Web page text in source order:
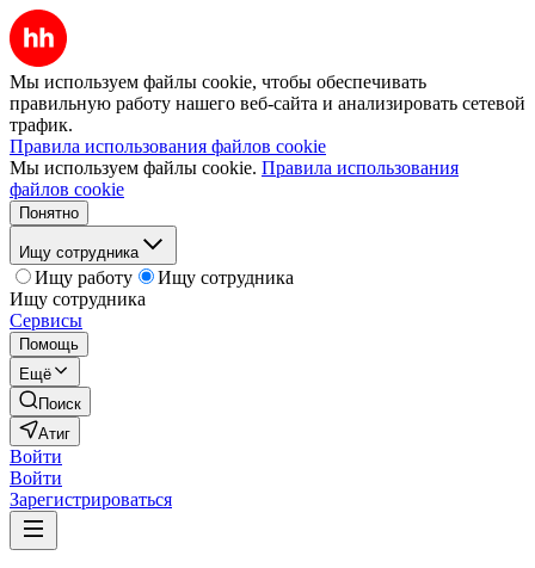
Мы используем файлы cookie, чтобы обеспечивать
правильную работу нашего веб-сайта и анализировать сетевой
трафик.
Правила использования файлов cookie
Мы используем файлы cookie. Правила использования
файлов cookie
Понятно
Ищу сотрудника
Ищу работу
Ищу сотрудника
Ищу сотрудника
Сервисы
Помощь
Ещё
Поиск
Атиг
Войти
Войти
Зарегистрироваться